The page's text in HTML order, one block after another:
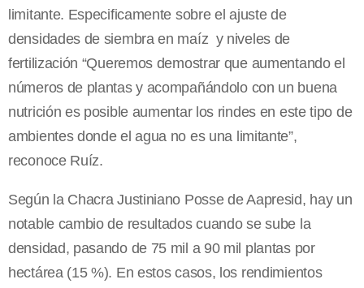
limitante. Especificamente sobre el ajuste de
densidades de siembra en maíz y niveles de
fertilización “Queremos demostrar que aumentando el
números de plantas y acompañándolo con un buena
nutrición es posible aumentar los rindes en este tipo de
ambientes donde el agua no es una limitante”,
reconoce Ruíz.
Según la Chacra Justiniano Posse de Aapresid, hay un
notable cambio de resultados cuando se sube la
densidad, pasando de 75 mil a 90 mil plantas por
hectárea (15 %). En estos casos, los rendimientos